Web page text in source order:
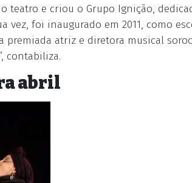
teatro e criou o Grupo Ignição,
vez, foi inaugurado em 2011, como
atriz e diretora musical
contabiliza.
abril